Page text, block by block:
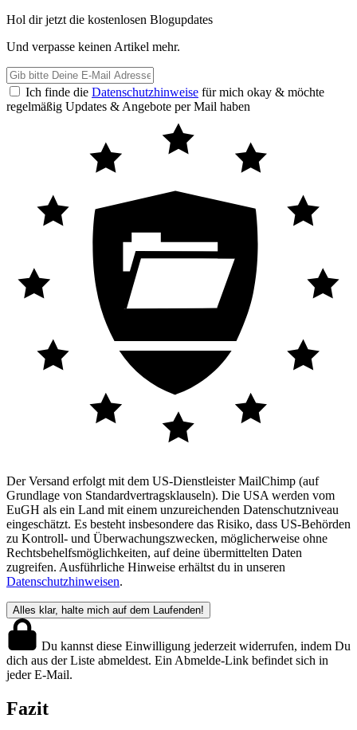
Hol dir jetzt die kostenlosen Blogupdates
Und verpasse keinen Artikel mehr.
E-
Mail
Adresse
Ich finde die Datenschutzhinweise für mich okay & möchte
regelmäßig Updates & Angebote per Mail haben
Der Versand erfolgt mit dem US-Dienstleister MailChimp (auf
Grundlage von Standardvertragsklauseln). Die USA werden vom
EuGH als ein Land mit einem unzureichenden Datenschutzniveau
eingeschätzt. Es besteht insbesondere das Risiko, dass US-Behörden
zu Kontroll- und Überwachungszwecken, möglicherweise ohne
Rechtsbehelfsmöglichkeiten, auf deine übermittelten Daten
zugreifen. Ausführliche Hinweise erhältst du in unseren
Datenschutzhinweisen.
Du kannst diese Einwilligung jederzeit widerrufen, indem Du
dich aus der Liste abmeldest. Ein Abmelde-Link befindet sich in
jeder E-Mail.
Fazit